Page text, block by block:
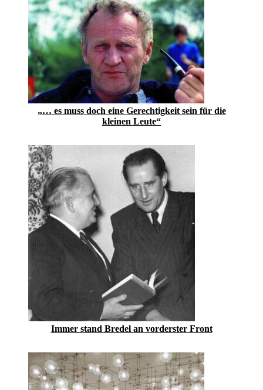
„… es muss doch eine Gerechtigkeit sein für die
kleinen Leute“
Immer stand Bredel an vorderster Front